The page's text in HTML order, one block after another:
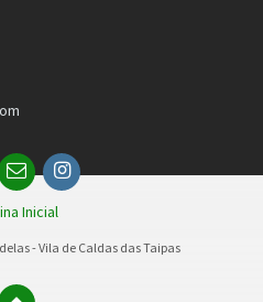
EmailInstagram
Inicial
- Vila de Caldas das Taipas